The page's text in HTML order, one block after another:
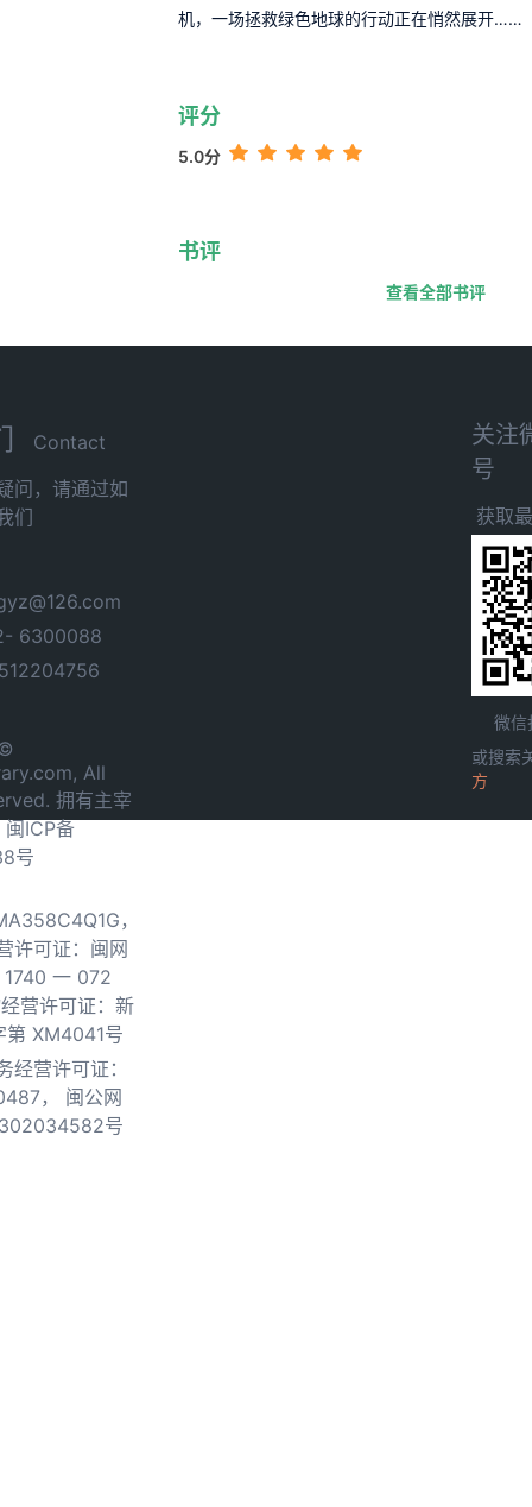
机，一场拯救绿色地球的行动正在悄然展开……
评分
5.0分
书评
查看全部书评
Contact
问，请通过如
们
6300088
All
拥有主宰
闽ICP备
号
，
许可证：闽网
一 072
营许可证：新
第 XM4041号
经营许可证：
，
闽公网
号
关注
号
获取
微信
或搜索
方